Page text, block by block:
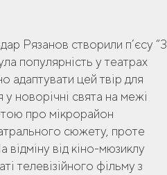
Рязанов створили п’єсу “З
популярність у театрах
адаптувати цей твір для
новорічні свята на межі
про мікрорайон
сюжету, проте
від кіно-мюзиклу
телевізійного фільму з